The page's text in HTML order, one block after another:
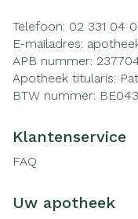
Telefoon: 02 331 04
E-mailadres:
APB nummer:
Apotheek titularis:
BTW nummer:
Klantenservice
FAQ
Uw apotheek